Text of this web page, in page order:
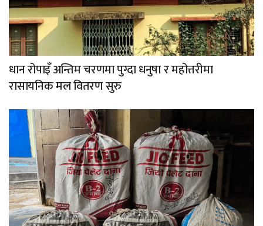
धान रोपाइँ अन्तिम चरणमा पुग्दा धनुषा र महोत्तरीमा
रासायनिक मल वितरण सुरु